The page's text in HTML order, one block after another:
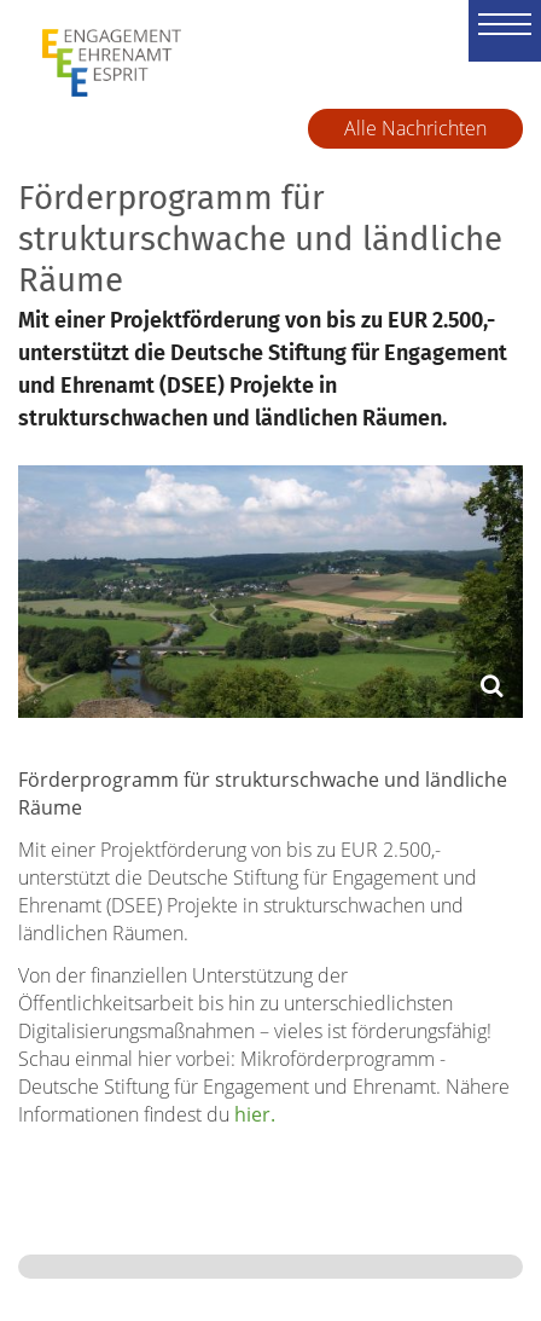
Alle Nachrichten
Förderprogramm für
strukturschwache und ländliche
Räume
Mit einer Projektförderung von bis zu EUR 2.500,-
unterstützt die Deutsche Stiftung für Engagement
und Ehrenamt (DSEE) Projekte in
strukturschwachen und ländlichen Räumen.
Förderprogramm für strukturschwache und ländliche
Räume
Mit einer Projektförderung von bis zu EUR 2.500,-
unterstützt die Deutsche Stiftung für Engagement und
Ehrenamt (DSEE) Projekte in strukturschwachen und
ländlichen Räumen.
Von der finanziellen Unterstützung der
Öffentlichkeitsarbeit bis hin zu unterschiedlichsten
Digitalisierungsmaßnahmen – vieles ist förderungsfähig!
Schau einmal hier vorbei: Mikroförderprogramm -
Deutsche Stiftung für Engagement und Ehrenamt. Nähere
Informationen findest du hier.